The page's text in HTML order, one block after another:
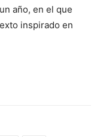
año, en el que
inspirado en